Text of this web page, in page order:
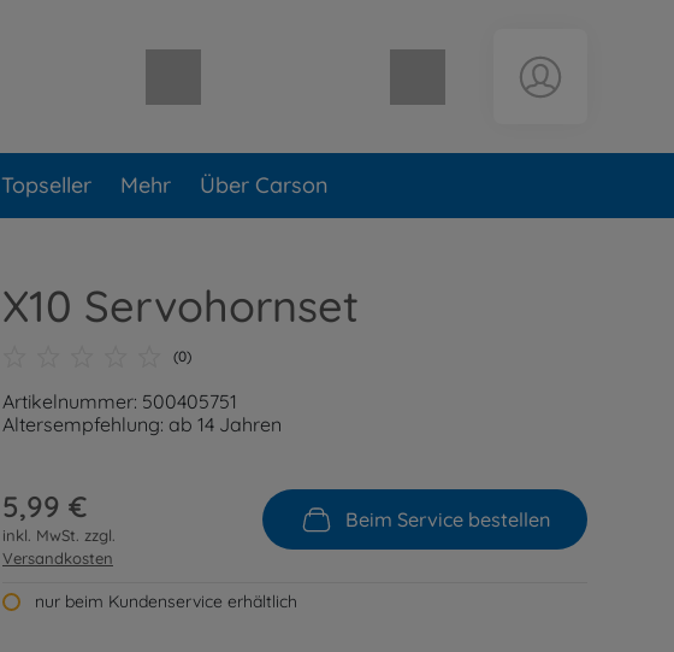
Warenkorb leer
Topseller Mehr Über Carson
X10 Servohornset
(0)
Artikelnummer: 500405751
Altersempfehlung: ab 14 Jahren
5,99 €
inkl. MwSt. zzgl.
Versandkosten
Beim Service bestellen
nur beim Kundenservice erhältlich